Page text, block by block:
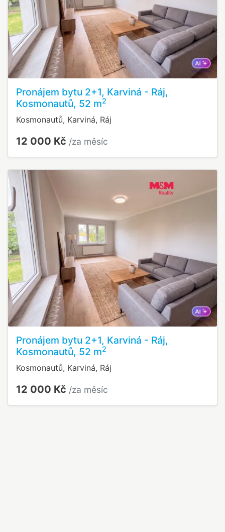
Pronájem bytu 2+1, Karviná - Ráj,
Kosmonautů, 52 m2
Kosmonautů, Karviná, Ráj
12 000 Kč /za měsíc
Pronájem bytu 2+1, Karviná - Ráj,
Kosmonautů, 52 m2
Kosmonautů, Karviná, Ráj
12 000 Kč /za měsíc